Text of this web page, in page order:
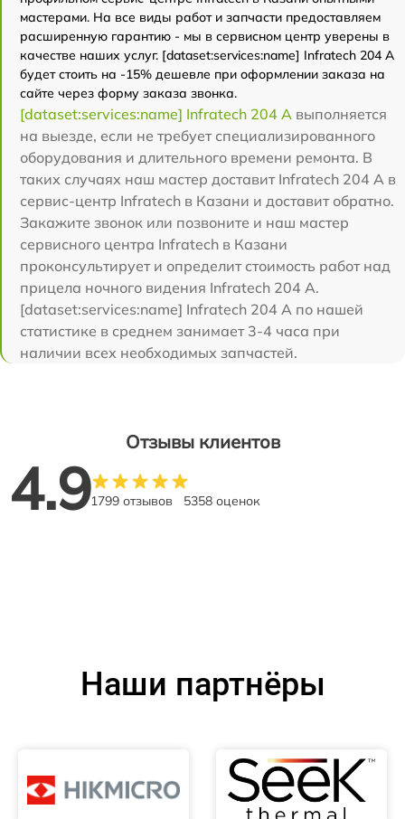
мастерами. На все виды работ и запчасти предоставляем
расширенную гарантию - мы в сервисном центр уверены в
качестве наших услуг. [dataset:services:name] Infratech 204 А
будет стоить на -15% дешевле при оформлении заказа на
сайте через форму заказа звонка.
[dataset:services:name] Infratech 204 А выполняется
на выезде, если не требует специализированного
оборудования и длительного времени ремонта. В
таких случаях наш мастер доставит Infratech 204 А в
сервис-центр Infratech в Казани и доставит обратно.
Закажите звонок или позвоните и наш мастер
сервисного центра Infratech в Казани
проконсультирует и определит стоимость работ над
прицела ночного видения Infratech 204 А.
[dataset:services:name] Infratech 204 А по нашей
статистике в среднем занимает 3-4 часа при
наличии всех необходимых запчастей.
Отзывы клиентов
4.91799 отзывов 5358 оценок
Наши партнёры